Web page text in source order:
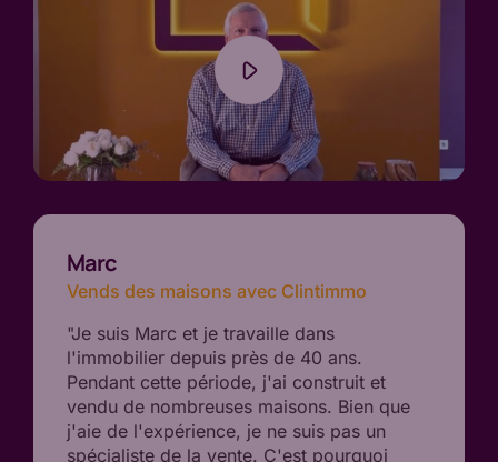
Marc
Vends des maisons avec Clintimmo
"Je suis Marc et je travaille dans
l'immobilier depuis près de 40 ans.
Pendant cette période, j'ai construit et
vendu de nombreuses maisons. Bien que
j'aie de l'expérience, je ne suis pas un
spécialiste de la vente. C'est pourquoi